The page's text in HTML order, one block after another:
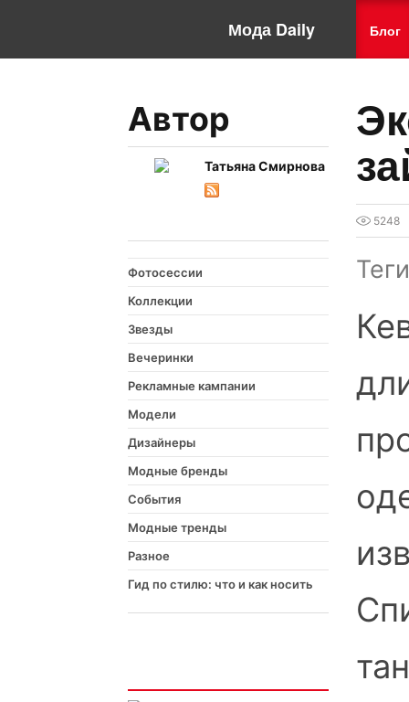
Мода Daily Блог
Автор
Татьяна Смирнова
Фотосессии
Коллекции
Звезды
Вечеринки
Рекламные кампании
Модели
Дизайнеры
Модные бренды
События
Модные тренды
Разное
Гид по стилю: что и как носить
5248